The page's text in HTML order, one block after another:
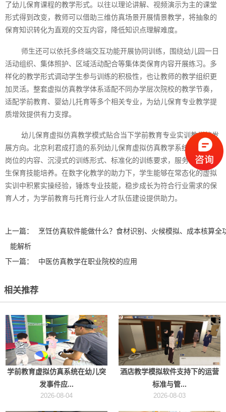
了幼儿保育课程的教学形式。以往以理论讲解、视频演示为主的课堂
形式得到改变，教师可以借助三维仿真场景开展情景教学，将抽象的
保育知识转化为直观的交互内容，降低知识点理解难度。
师生还可以依托多终端交互功能开展协同训练，围绕幼儿园一日
活动组织、集体照护、区域活动配合等集体类保育内容开展练习。多
样化的教学形式调动学生参与训练的积极性，也让教师的教学组织更
加灵活。整套虚拟仿真教学体系适配不同办学层次院校的教学节奏，
适配学前教育、婴幼儿托育等多个相关专业，为幼儿保育专业教学提
质增效提供有力支撑。
幼儿保育虚拟仿真教学模式贴合当下学前教育专业实训教学的发
展方向。北京利君成打造的系列幼儿保育虚拟仿真教学系统，以贴合
岗位的内容、沉浸式的训练形式、标准化的训练要求，服务于幼师学
生保育技能培养。在数字化教学的助力下，学生能够在常态化的虚拟
实训中积累实操经验，锤炼专业技能，稳步成长为符合行业需求的保
育人才，为学前教育与托育行业人才队伍建设提供助力。
上一篇：
烹饪仿真软件能做什么？食材识别、火候模拟、成本核算全
能解析
下一篇：
中医仿真教学在职业院校的应用
相关推荐
学前教育虚拟仿真系统在幼儿突
发事件应...
2026-08-04
酒店教学模拟软件支持下的运营
标准与管...
2026-08-03